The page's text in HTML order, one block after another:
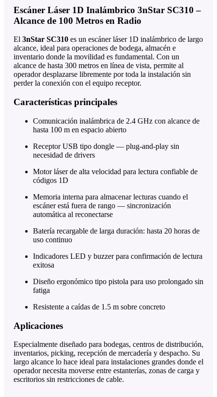
Escáner Láser 1D Inalámbrico 3nStar SC310 –
Alcance de 100 Metros en Radio
El 3nStar SC310 es un escáner láser 1D inalámbrico de largo
alcance, ideal para operaciones de bodega, almacén e
inventario donde la movilidad es fundamental. Con un
alcance de hasta 300 metros en línea de vista, permite al
operador desplazarse libremente por toda la instalación sin
perder la conexión con el equipo receptor.
Características principales
Comunicación inalámbrica de 2.4 GHz con alcance de
hasta 100 m en espacio abierto
Receptor USB tipo dongle — plug-and-play sin
necesidad de drivers
Motor láser de alta velocidad para lectura confiable de
códigos 1D
Memoria interna para almacenar lecturas cuando el
escáner está fuera de rango — sincronización
automática al reconectarse
Batería recargable de larga duración: hasta 20 horas de
uso continuo
Indicadores LED y buzzer para confirmación de lectura
exitosa
Diseño ergonómico tipo pistola para uso prolongado sin
fatiga
Resistente a caídas de 1.5 m sobre concreto
Aplicaciones
Especialmente diseñado para bodegas, centros de distribución,
inventarios, picking, recepción de mercadería y despacho. Su
largo alcance lo hace ideal para instalaciones grandes donde el
operador necesita moverse entre estanterías, zonas de carga y
escritorios sin restricciones de cable.